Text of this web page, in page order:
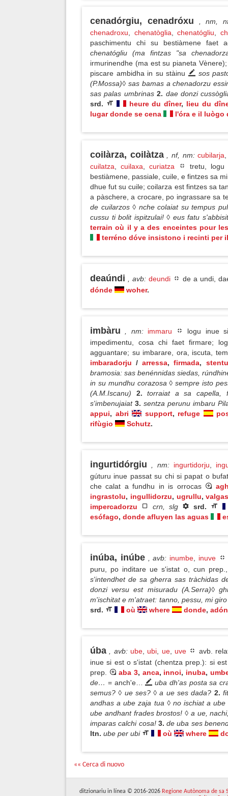
cenadórgiu, cenadróxu
, nm,
chenadroxu
chenatòglia ,chenatógliu ,
paschimentu chi su bestiàmene faet
chenatógliu (ma fintzas "sa
irmurinendhe (ma est su pianeta Vènere);
piscare ambidha in su stàinu
sos
(P.Mossa)◊ sas bamas a chenadorzu
sas palas umbrinas2. dae donzi
srd.
heure du dîner, lieu du
lugar donde se cena
l'óra e il luògo
coilàrza, coilàtza , nf, nm: cubilarja
cuilatza
cuilaxa curiatza
tretu,
bestiàmene, passiale, cuile, e fintzes sa
dhue fut su cuile; coilarza est fintzes sa
a pàschere, a crocare, po ingrassare sa
de cuilarzos ◊ nche colaiat su tempus
cussu ti bolit ispitzulai! ◊ eus fatu
terrain où il y a des enceintes pour
terréno dóve insistono i recinti per
deaúndi , avb: deundi
de a undi,
dónde
woher.
imbàru , nm: immaru
logu inue
impedimentu, cosa chi faet firmare;
agguantare; su imbarare, ora, iscuta,
imbaradorju / arressa,firmada, stentu
bramosia: sas benénnidas siedas,
in su mundhu corazosa ◊ sempre isto
(A.M.Iscanu)
2.torraiat a sa capella,
s'imbenujaiat3.sentza perunu imbaru
appui, abri support, refuge
rifùgio
Schutz.
ingurtidórgiu , nm: ingurtidorju
gúturu inue passat su chi si papat o
che calat a fundhu in is orrocas
ingrastolu, ingullidorzu, ugrullu,
impercadorzu
crn, slg
srd.
esófago, donde afluyen las aguas
inúba, inúbe , avb: inumbe inuve
puru, po inditare ue s'istat o, cun
s'intendhet de sa gherra sas tràchidas
donzi versu est misuradu (A.Serra)◊
m'ischitat e m'atraet: tanno, pessu, mi
srd.
où where donde,
úba , avb: ube ubi ue, uve
avb.
inue si est o s'istat (chentza prep.): si
prep.
aba 3, anca, innoi, inuba,
de… = anch'e…
uba dh'as posta sa
semus? ◊ ue ses? ◊ a ue ses dada? 2.
andhas a ube zaja tua ◊ no ischiat a
ube andhant frades brostos! ◊ a ue,
imparas calchi cosa! 3. de uba ses
ltn. ube per ubi où where
«« Cerca di nuovo
ditzionariu in línea © 2016-2026 Regione Autònoma de sa